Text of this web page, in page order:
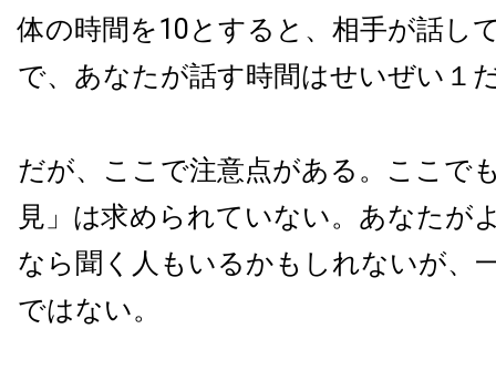
体の時間を10とすると、相手が話し
で、あなたが話す時間はせいぜい１
だが、ここで注意点がある。ここで
見」は求められていない。あなたが
なら聞く人もいるかもしれないが、
ではない。